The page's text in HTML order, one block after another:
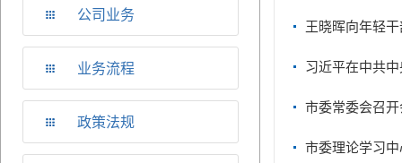
公司业务
业务流程
政策法规
王晓晖向年轻
习近平在中共
市委常委会召
市委理论学习